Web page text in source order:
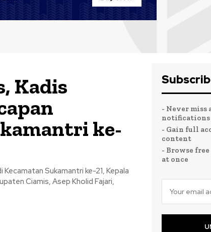
Kadis
ke-
Sukamantri ke-21, Kepala
Ciamis, Asep Kholid Fajari,
- Never
notifications
- Gain full
content
- Browse
at once